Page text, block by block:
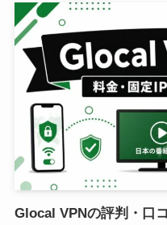
Glocal VPNの評判・口